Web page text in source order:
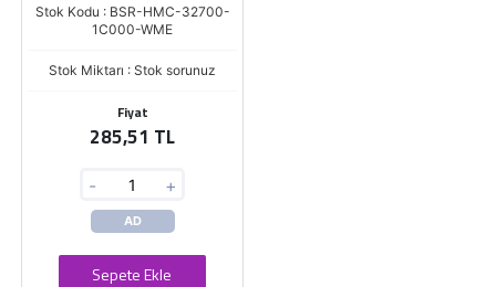
Stok Kodu : BSR-HMC-32700-
1C000-WME
Stok Miktarı : Stok sorunuz
Fiyat
285,51 TL
- +
AD
Sepete Ekle